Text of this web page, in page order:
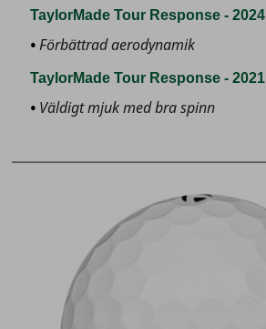
TaylorMade Tour Response - 2024
Förbättrad aerodynamik
TaylorMade Tour Response - 2021
Väldigt mjuk med bra spinn